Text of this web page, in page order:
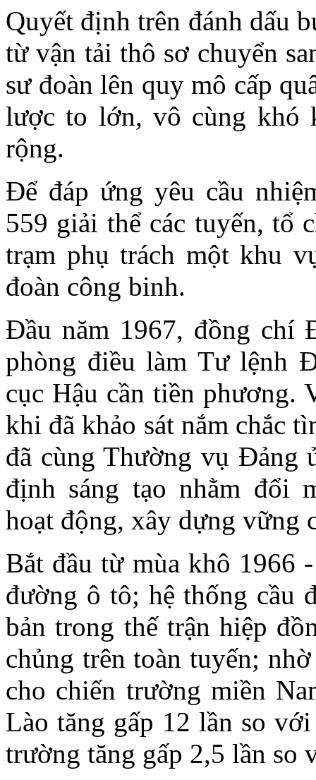
Quyết định trên đánh dấu
từ vận tải thô sơ chuyển
sư đoàn lên quy mô cấp
lược to lớn, vô cùng khó
rộng.
Để đáp ứng yêu cầu
559 giải thể các tuyến, tổ
trạm phụ trách một khu
đoàn công binh.
Đầu năm 1967, đồng chí
phòng điều làm Tư lệnh
cục Hậu cần tiền phương.
khi đã khảo sát nắm chắc
đã cùng Thường vụ Đảng
định sáng tạo nhằm đổi
hoạt động, xây dựng vững
Bắt đầu từ mùa khô 1966
đường ô tô; hệ thống cầu
bản trong thế trận hiệp
chủng trên toàn tuyến;
cho chiến trường miền
Lào tăng gấp 12 lần so
trường tăng gấp 2,5 lần so